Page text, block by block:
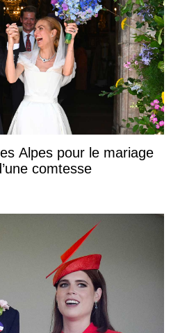
Alpes pour le mariage
comtesse